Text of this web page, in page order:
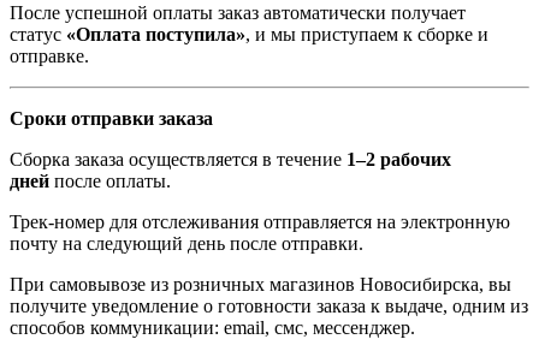
После успешной оплаты заказ автоматически получает
статус «Оплата поступила», и мы приступаем к сборке и
отправке.
Сроки отправки заказа
Сборка заказа осуществляется в течение 1–2 рабочих
дней после оплаты.
Трек-номер для отслеживания отправляется на электронную
почту на следующий день после отправки.
При самовывозе из розничных магазинов Новосибирска, вы
получите уведомление о готовности заказа к выдаче, одним из
способов коммуникации: email, смс, мессенджер.